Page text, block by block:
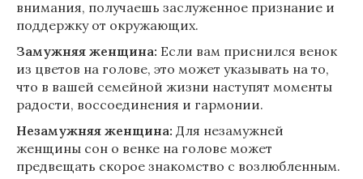
внимания, получаешь заслуженное признание и
поддержку от окружающих.
Замужняя женщина: Если вам приснился венок
из цветов на голове, это может указывать на то,
что в вашей семейной жизни наступят моменты
радости, воссоединения и гармонии.
Незамужняя женщина: Для незамужней
женщины сон о венке на голове может
предвещать скорое знакомство с возлюбленным.